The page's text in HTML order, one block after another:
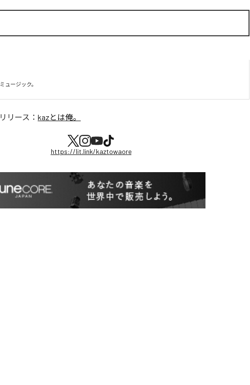
ュージック。
リース： kazとは俺。
https://lit.link/kaztowaore